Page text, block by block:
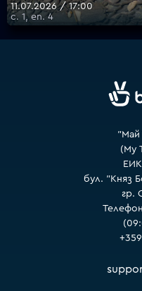
VOYO
11.07.2026 / 17:00
с. 1, еп. 4
(My
ЕИК
бул. "Княз
гр.